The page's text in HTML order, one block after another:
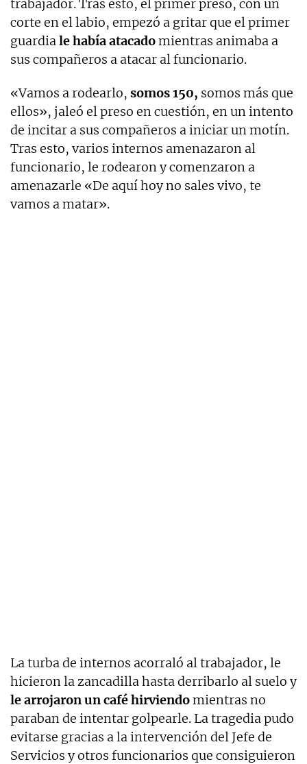
trabajador. Tras esto, el primer preso, con un
corte en el labio, empezó a gritar que el primer
guardiale había atacadomientras animaba a
sus compañeros a atacar al funcionario.
«Vamos a rodearlo, somos 150, somos más que
ellos», jaleó el preso en cuestión, en un intento
de incitar a sus compañeros a iniciar un motín.
Tras esto, varios internos amenazaron al
funcionario, le rodearon y comenzaron a
amenazarle «De aquí hoy no sales vivo, te
vamos a matar».
La turba de internos acorraló al trabajador, le
hicieron la zancadilla hasta derribarlo al suelo y
le arrojaron un café hirviendomientras no
paraban de intentar golpearle. La tragedia pudo
evitarse gracias a la intervención del Jefe de
Servicios y otros funcionarios que consiguieron